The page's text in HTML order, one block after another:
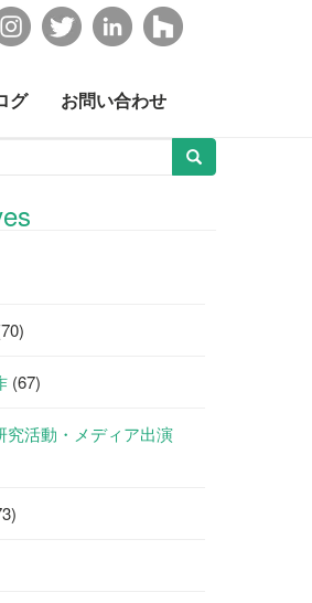
グ お問い合わせ
(67)
究活動・メディア出演